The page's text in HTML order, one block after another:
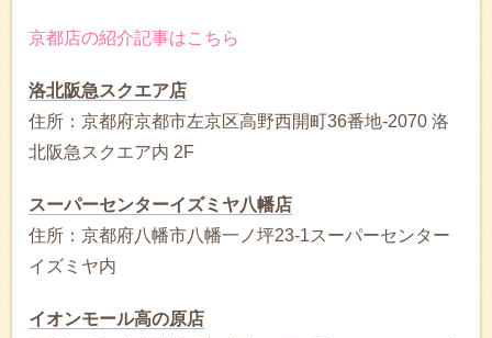
京都店の紹介記事はこちら
洛北阪急スクエア店
住所：京都府京都市左京区高野西開町36番地-2070 洛
北阪急スクエア内 2F
スーパーセンターイズミヤ八幡店
住所：京都府八幡市八幡一ノ坪23-1スーパーセンター
イズミヤ内
イオンモール高の原店